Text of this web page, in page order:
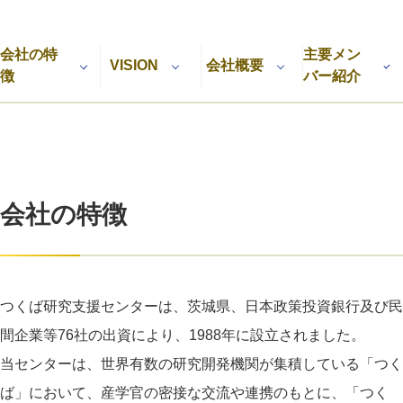
パートナーの方へ
会社の特
徴
VISION 会社概要
主要メン
バー紹介
会社の特徴
つくば研究支援センターは、茨城県、日本政策投資銀行及び民
間企業等76社の出資により、1988年に設立されました。
当センターは、世界有数の研究開発機関が集積している「つく
ば」において、産学官の密接な交流や連携のもとに、「つく